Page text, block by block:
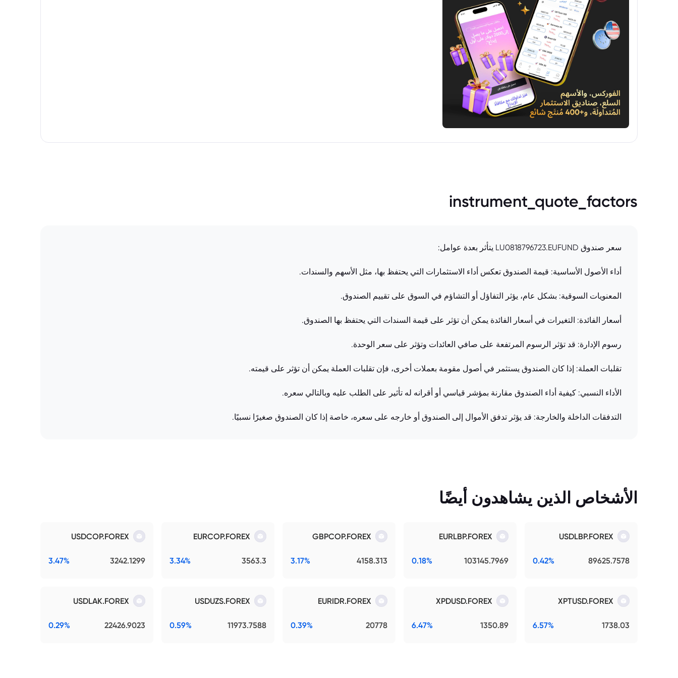
instrument_quote_factors
سعر صندوق LU0818796723.EUFUND يتأثر بعدة عوامل:
أداء الأصول الأساسية: قيمة الصندوق تعكس أداء الاستثمارات التي يحتفظ بها، مثل الأسهم والسندات.
المعنويات السوقية: بشكل عام، يؤثر التفاؤل أو التشاؤم في السوق على تقييم الصندوق.
أسعار الفائدة: التغيرات في أسعار الفائدة يمكن أن تؤثر على قيمة السندات التي يحتفظ بها الصندوق.
رسوم الإدارة: قد تؤثر الرسوم المرتفعة على صافي العائدات وتؤثر على سعر الوحدة.
تقلبات العملة: إذا كان الصندوق يستثمر في أصول مقومة بعملات أخرى، فإن تقلبات العملة يمكن أن تؤثر على قيمته.
الأداء النسبي: كيفية أداء الصندوق مقارنة بمؤشر قياسي أو أقرانه له تأثير على الطلب عليه وبالتالي سعره.
التدفقات الداخلة والخارجة: قد يؤثر تدفق الأموال إلى الصندوق أو خارجه على سعره، خاصة إذا كان الصندوق صغيرًا نسبيًا.
الأشخاص الذين يشاهدون أيضًا
USDLBP.FOREX
89625.7578
0.42%
EURLBP.FOREX
103145.7969
0.18%
GBPCOP.FOREX
4158.313
3.17%
EURCOP.FOREX
3563.3
3.34%
USDCOP.FOREX
3242.1299
3.47%
XPTUSD.FOREX
1738.03
6.57%
XPDUSD.FOREX
1350.89
6.47%
EURIDR.FOREX
20778
0.39%
USDUZS.FOREX
11973.7588
0.59%
USDLAK.FOREX
22426.9023
0.29%